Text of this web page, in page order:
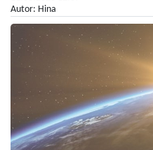
Autor: Hina